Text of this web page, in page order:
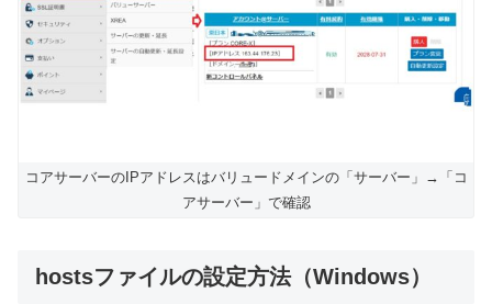
コアサーバーのIPアドレスはバリュードメインの「サーバー」→「コ
アサーバー」で確認
hostsファイルの設定方法（Windows）